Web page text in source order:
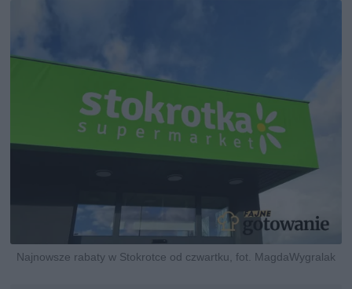
Najnowsze rabaty w Stokrotce od czwartku, fot. MagdaWygralak